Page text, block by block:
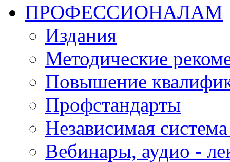
ПРОФЕССИОНАЛАМ
Издания
Методические
Повышение
Профстандарты
Независимая
Вебинары, аудио -